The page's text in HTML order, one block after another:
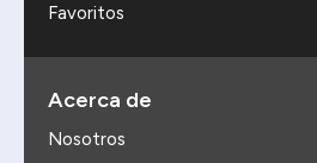
Favoritos
Acerca de
Nosotros